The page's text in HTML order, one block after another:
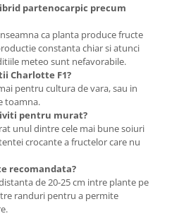
partenocarpic precum
ca planta produce fructe
constanta chiar si atunci
meteo sunt nefavorabile.
Charlotte F1?
pentru cultura de vara, sau in
toamna.
pentru murat?
unul dintre cele mai bune soiuri
crocante a fructelor care nu
recomandata?
de 20-25 cm intre plante pe
randuri pentru a permite